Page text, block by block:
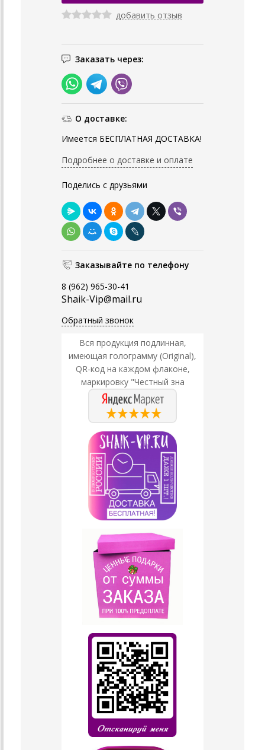
добавить отзыв
Заказать через:
О доставке:
Имеется БЕСПЛАТНАЯ ДОСТАВКА!
Подробнее о доставке и оплате
Поделись с друзьями
Заказывайте по телефону
8 (962) 965-30-41
Shaik-Vip@mail.ru
Обратный звонок
Вся продукция подлинная,
имеющая голограмму (Original),
QR-код на каждом флаконе,
маркировку "Честный зна